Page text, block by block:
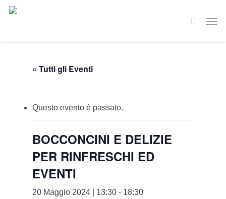
Skip
search
« Tutti gli Eventi
Questo evento è passato.
BOCCONCINI E DELIZIE
PER RINFRESCHI ED
EVENTI
20 Maggio 2024 | 13:30 - 18:30